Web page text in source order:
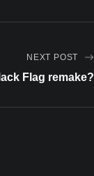
NEXT POST
Flag remake?